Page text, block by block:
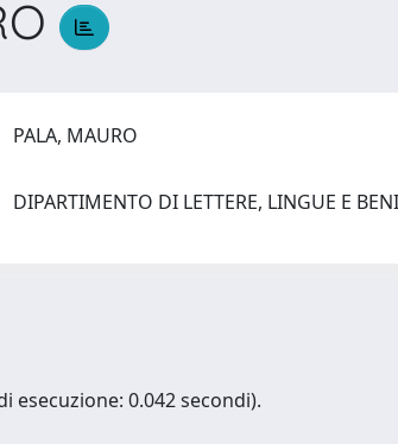
PALA, MAURO
DIPARTIMENTO DI LETTERE, LINGUE E
esecuzione: 0.042 secondi).